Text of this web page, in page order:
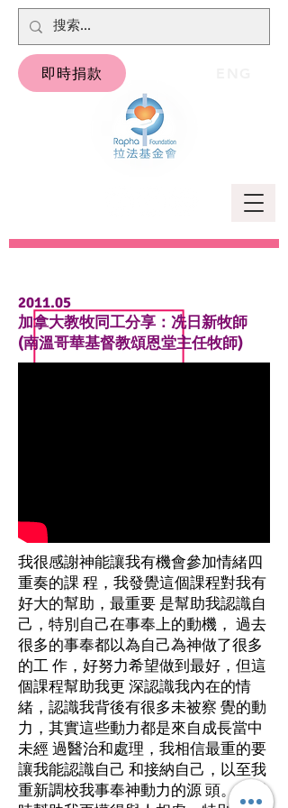
即時捐款
2011.05
加拿大教牧同工分享：冼日新牧師
(南溫哥華基督教頌恩堂主任牧師)
我很感謝神能讓我有機會參加情緒四
重奏的課 程，我發覺這個課程對我有
好大的幫助，最重要 是幫助我認識自
己，特別自己在事奉上的動機， 過去
很多的事奉都以為自己為神做了很多
的工 作，好努力希望做到最好，但這
個課程幫助我更 深認識我內在的情
緒，認識我背後有很多未被察 覺的動
力，其實這些動力都是來自成長當中
未經 過醫治和處理，我相信最重的要
讓我能認識自己 和接納自己，以至我
重新調校我事奉神動力的源 頭。並同